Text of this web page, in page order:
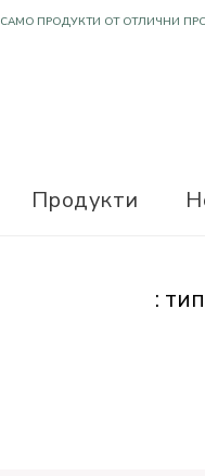
:
САМО ПРОДУКТИ ОТ ОТЛИЧНИ
Продукти